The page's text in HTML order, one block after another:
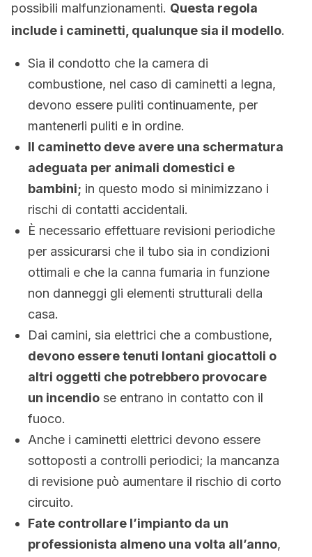
possibili malfunzionamenti. Questa regola
include i caminetti, qualunque sia il modello.
Sia il condotto che la camera di
combustione, nel caso di caminetti a legna,
devono essere puliti continuamente, per
mantenerli puliti e in ordine.
Il caminetto deve avere una schermatura
adeguata per animali domestici e
bambini; in questo modo si minimizzano i
rischi di contatti accidentali.
È necessario effettuare revisioni periodiche
per assicurarsi che il tubo sia in condizioni
ottimali e che la canna fumaria in funzione
non danneggi gli elementi strutturali della
casa.
Dai camini, sia elettrici che a combustione,
devono essere tenuti lontani giocattoli o
altri oggetti che potrebbero provocare
un incendio se entrano in contatto con il
fuoco.
Anche i caminetti elettrici devono essere
sottoposti a controlli periodici; la mancanza
di revisione può aumentare il rischio di corto
circuito.
Fate controllare l’impianto da un
professionista almeno una volta all’anno,